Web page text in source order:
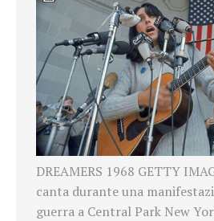
DREAMERS 1968 GETTY
canta durante una
guerra a Central Park New